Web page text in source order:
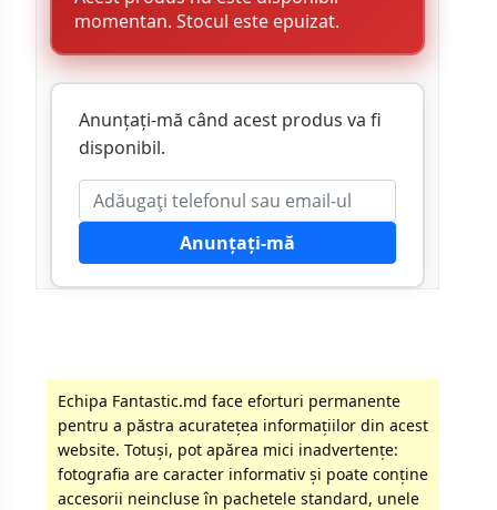
momentan. Stocul este epuizat.
Anunțați-mă când acest produs va fi
disponibil.
Anunțați-mă
Echipa Fantastic.md face eforturi permanente
pentru a păstra acurateţea informaţiilor din acest
website. Totuși, pot apărea mici inadvertenţe:
fotografia are caracter informativ şi poate conţine
accesorii neincluse în pachetele standard, unele